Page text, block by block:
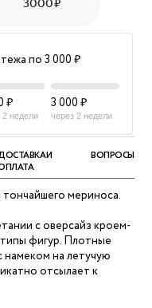
по 3 000 ₽
₽
2 недели
3 000 ₽
через 2 недели
И
ВОПРОСЫ
мериноса.
с оверсайз кроем-
фигур. Плотные
на летучую
отсылает к